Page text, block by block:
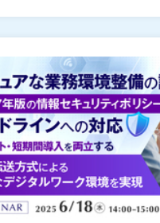
軟なPC環境を、具体的な
えてご紹介します。
プンソース活用研究所（）
会社（）
賛、協力、講演企業は将来的
があります。